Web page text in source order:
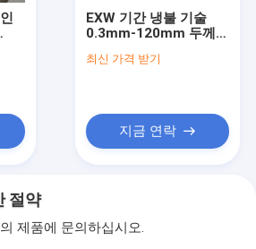
EXW 기간 냉불 기술
0.3mm-120mm 두께
최신 가격 받기
지금 연락
절약
제품에 문의하십시오.